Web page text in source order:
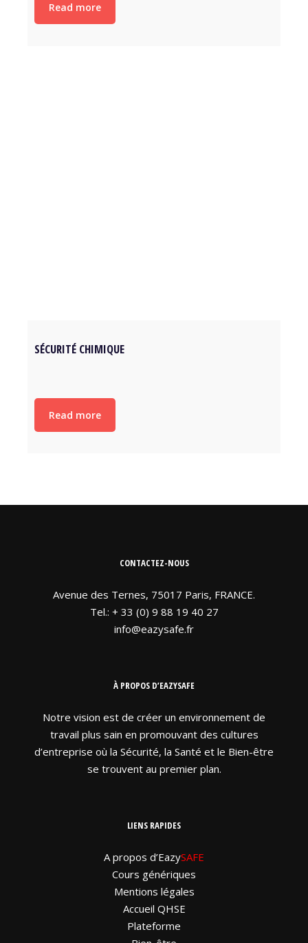
Read more
SÉCURITÉ CHIMIQUE
Read more
CONTACTEZ-NOUS
Avenue des Ternes, 75017 Paris, FRANCE.
Tel.: + 33 (0) 9 88 19 40 27
info@eazysafe.fr
À PROPOS D’EAZYSAFE
Notre vision est de créer un environnement de
travail plus sain en promouvant des cultures
d’entreprise où la Sécurité, la Santé et le Bien-être
se trouvent au premier plan.
LIENS RAPIDES
A propos d’EazySAFE
Cours génériques
Mentions légales
Accueil QHSE
Plateforme